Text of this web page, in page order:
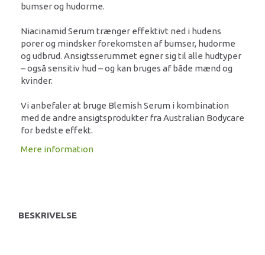
bumser og hudorme.
Niacinamid Serum trænger effektivt ned i hudens
porer og mindsker forekomsten af bumser, hudorme
og udbrud. Ansigtsserummet egner sig til alle hudtyper
– også sensitiv hud – og kan bruges af både mænd og
kvinder.
Vi anbefaler at bruge Blemish Serum i kombination
med de andre ansigtsprodukter fra Australian Bodycare
for bedste effekt.
Mere information
BESKRIVELSE